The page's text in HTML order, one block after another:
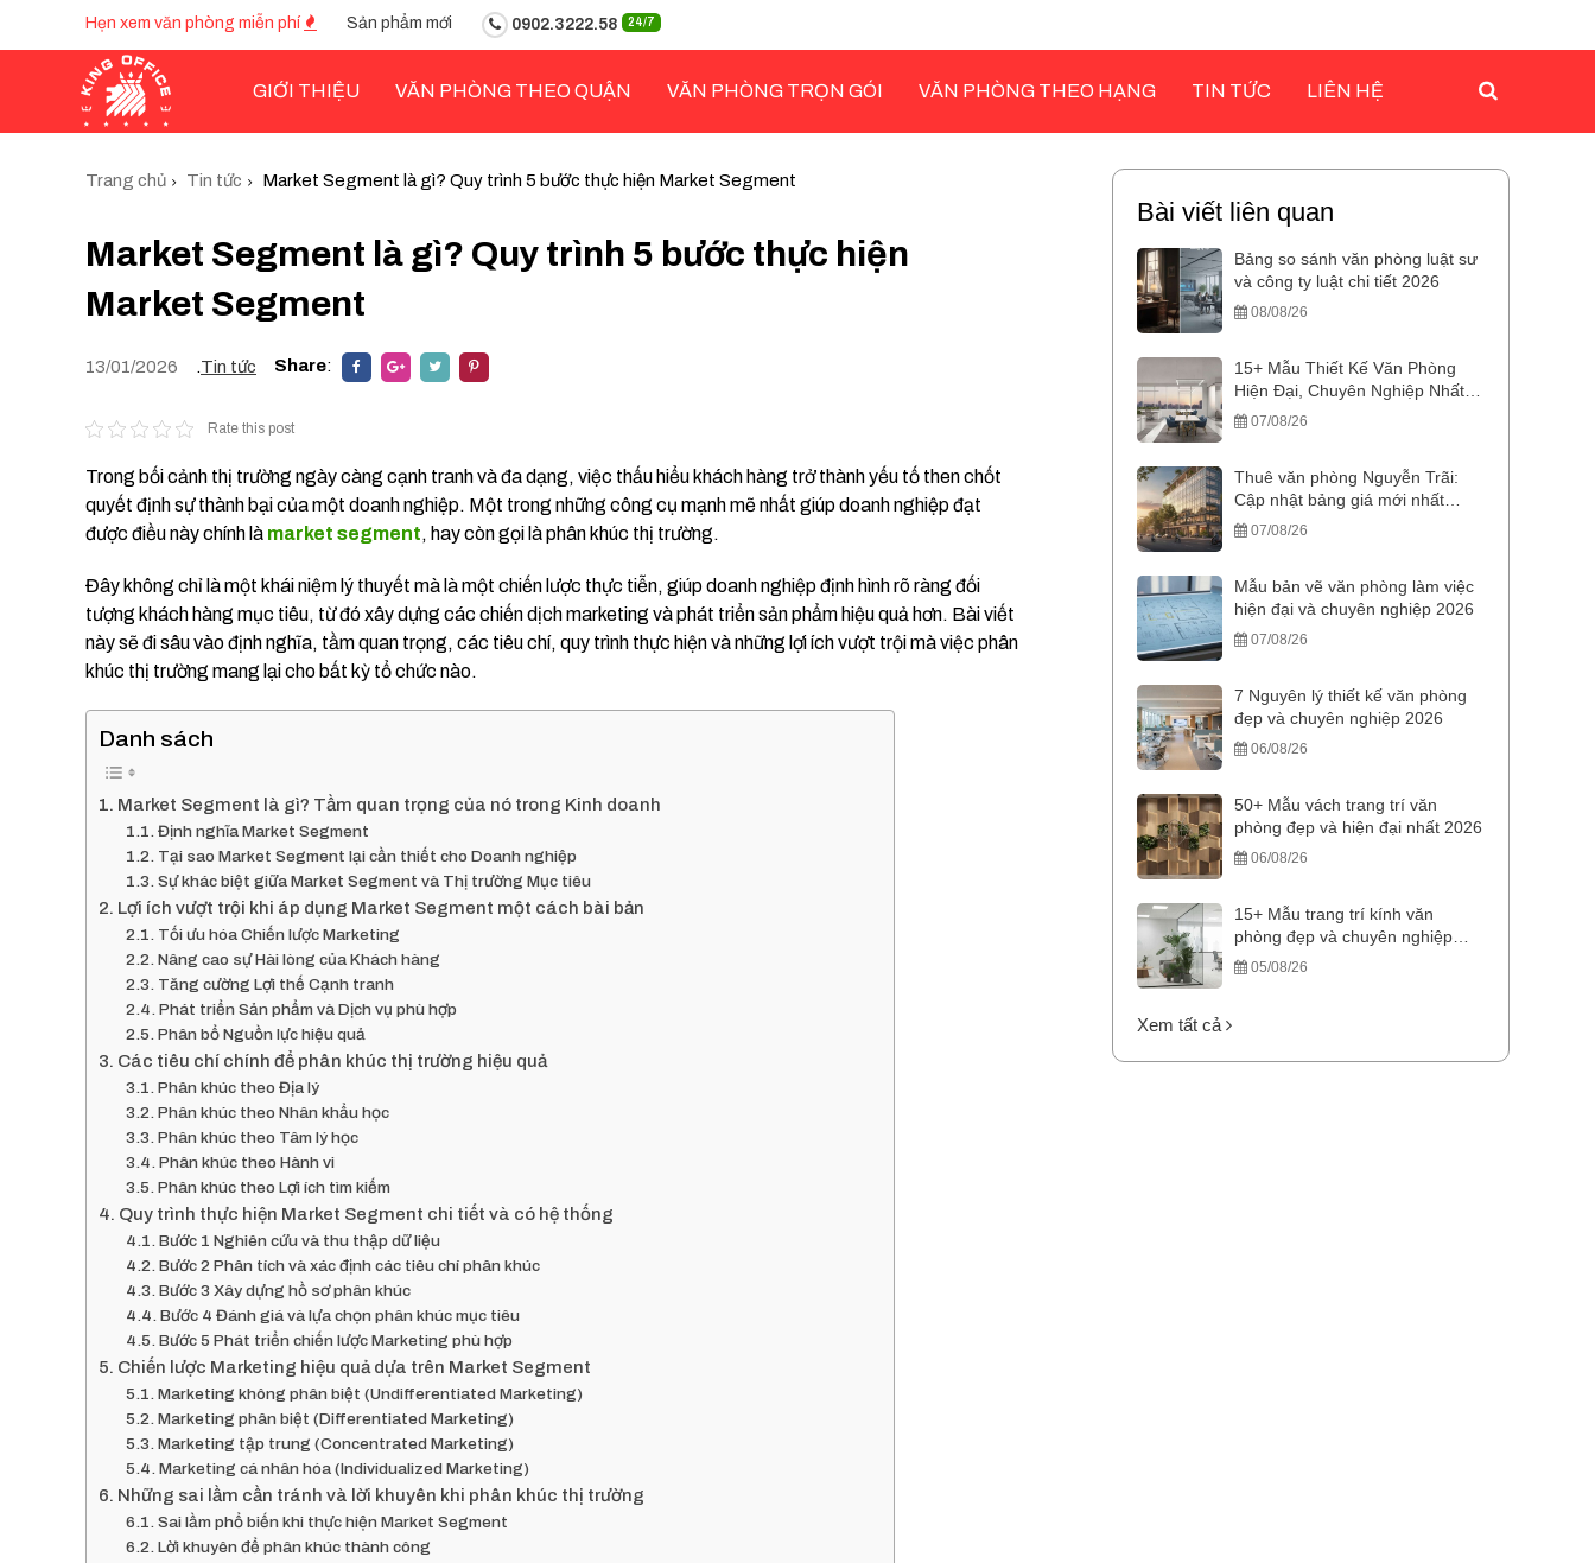
Hẹn xem văn phòng miễn phí Sản phẩm mới 0902.3222.58 24/7
GIỚI THIỆU VĂN PHÒNG THEO QUẬN VĂN PHÒNG TRỌN GÓI VĂN PHÒNG THEO HẠNG TIN TỨC LIÊN HỆ
Trang chủ Tin tức Market Segment là gì? Quy trình 5 bước thực hiện Market Segment
Market Segment là gì? Quy trình 5 bước thực hiện
Market Segment
13/01/2026 .Tin tức Share:
Rate this post
Trong bối cảnh thị trường ngày càng cạnh tranh và đa dạng, việc thấu hiểu khách hàng trở thành yếu tố then chốt
quyết định sự thành bại của một doanh nghiệp. Một trong những công cụ mạnh mẽ nhất giúp doanh nghiệp đạt
được điều này chính là market segment, hay còn gọi là phân khúc thị trường.
Đây không chỉ là một khái niệm lý thuyết mà là một chiến lược thực tiễn, giúp doanh nghiệp định hình rõ ràng đối
tượng khách hàng mục tiêu, từ đó xây dựng các chiến dịch marketing và phát triển sản phẩm hiệu quả hơn. Bài viết
này sẽ đi sâu vào định nghĩa, tầm quan trọng, các tiêu chí, quy trình thực hiện và những lợi ích vượt trội mà việc phân
khúc thị trường mang lại cho bất kỳ tổ chức nào.
Danh sách
Market Segment là gì? Tầm quan trọng của nó trong Kinh doanh
Định nghĩa Market Segment
Tại sao Market Segment lại cần thiết cho Doanh nghiệp
Sự khác biệt giữa Market Segment và Thị trường Mục tiêu
Lợi ích vượt trội khi áp dụng Market Segment một cách bài bản
Tối ưu hóa Chiến lược Marketing
Nâng cao sự Hài lòng của Khách hàng
Tăng cường Lợi thế Cạnh tranh
Phát triển Sản phẩm và Dịch vụ phù hợp
Phân bổ Nguồn lực hiệu quả
Các tiêu chí chính để phân khúc thị trường hiệu quả
Phân khúc theo Địa lý
Phân khúc theo Nhân khẩu học
Phân khúc theo Tâm lý học
Phân khúc theo Hành vi
Phân khúc theo Lợi ích tìm kiếm
Quy trình thực hiện Market Segment chi tiết và có hệ thống
Bước 1 Nghiên cứu và thu thập dữ liệu
Bước 2 Phân tích và xác định các tiêu chí phân khúc
Bước 3 Xây dựng hồ sơ phân khúc
Bước 4 Đánh giá và lựa chọn phân khúc mục tiêu
Bước 5 Phát triển chiến lược Marketing phù hợp
Chiến lược Marketing hiệu quả dựa trên Market Segment
Marketing không phân biệt (Undifferentiated Marketing)
Marketing phân biệt (Differentiated Marketing)
Marketing tập trung (Concentrated Marketing)
Marketing cá nhân hóa (Individualized Marketing)
Những sai lầm cần tránh và lời khuyên khi phân khúc thị trường
Sai lầm phổ biến khi thực hiện Market Segment
Lời khuyên để phân khúc thành công
Bài viết liên quan
Bảng so sánh văn phòng luật sư
và công ty luật chi tiết 2026
08/08/26
15+ Mẫu Thiết Kế Văn Phòng
Hiện Đại, Chuyên Nghiệp Nhất
202607/08/26
Thuê văn phòng Nguyễn Trãi:
Cập nhật bảng giá mới nhất
202607/08/26
Mẫu bản vẽ văn phòng làm việc
hiện đại và chuyên nghiệp 2026
07/08/26
7 Nguyên lý thiết kế văn phòng
đẹp và chuyên nghiệp 2026
06/08/26
50+ Mẫu vách trang trí văn
phòng đẹp và hiện đại nhất 2026
06/08/26
15+ Mẫu trang trí kính văn
phòng đẹp và chuyên nghiệp
202505/08/26
Xem tất cả